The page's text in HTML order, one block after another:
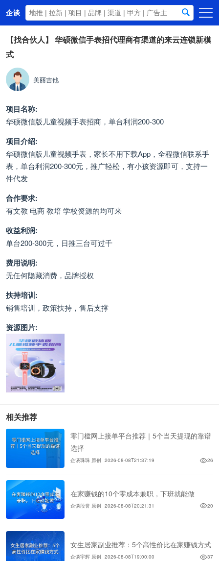
企谈
首页
商务资源
资讯动态
关于我们
【找合伙人】 华硕微信手表招代理商有渠道的来云连锁新模
式
美丽吉他
项目名称:
华硕微信版儿童视频手表招商，单台利润200-300
项目介绍:
华硕微信版儿童视频手表，家长不用下载App，全程微信联系手
表，单台利润200-300元，推广轻松，有小孩资源即可，支持一
件代发
合作要求:
有文教 电商 教培 学校资源的均可来
收益利润:
单台200-300元，日推三台可过千
费用说明:
无任何隐藏消费，品牌授权
扶持培训:
销售培训，政策扶持，售后支撑
资源图片:
相关推荐
零门槛网上接单平台推荐｜5个当天提现的靠谱
选择
企谈珠珠 原创 2026-08-08T21:37:19 26
在家赚钱的10个零成本兼职，下班就能做
企谈段誉 原创 2026-08-08T20:21:31 20
女生居家副业推荐：5个高性价比在家赚钱方式
企谈宇辉 原创 2026-08-08T19:00:00 37